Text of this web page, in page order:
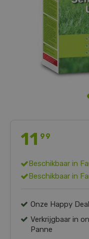
11 99
Beschikbaar in
Beschikbaar in
Onze Happy
Verkrijgbaar in
Panne